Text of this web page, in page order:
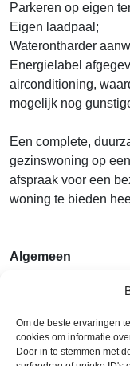
Om de beste ervaringen
cookies om informatie
Door in te stemmen met
Parkeren op eigen
Eigen laadpaal;
Waterontharder
Energielabel
airconditioning,
mogelijk nog
Een complete,
gezinswoning op
afspraak voor een
woning te bieden
Algemeen
€ 525.000